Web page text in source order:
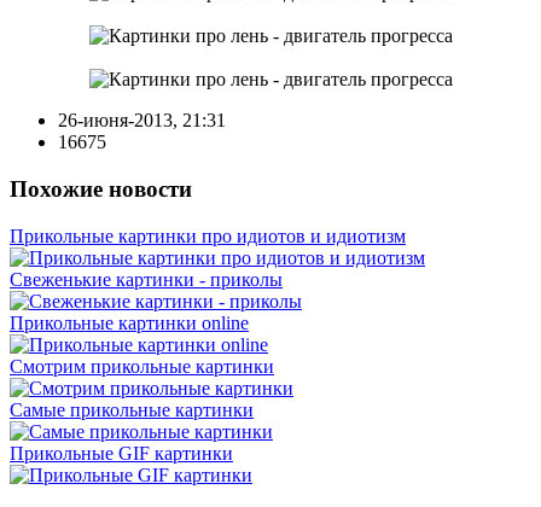
26-июня-2013, 21:31
16675
Похожие новости
Прикольные картинки про идиотов и идиотизм
Свеженькие картинки - приколы
Прикольные картинки online
Смотрим прикольные картинки
Самые прикольные картинки
Прикольные GIF картинки